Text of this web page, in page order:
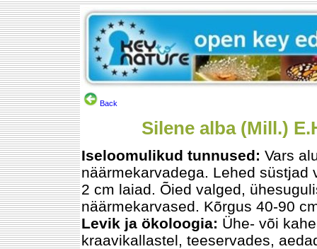
Back
Silene alba (Mill.)
Iseloomulikud tunnused: Vars
näärmekarvadega. Lehed
2 cm laiad. Õied valged,
näärmekarvased. Kõrgus 40-90
Levik ja ökoloogia: Ühe- või
kraavikallastel, teeservades,